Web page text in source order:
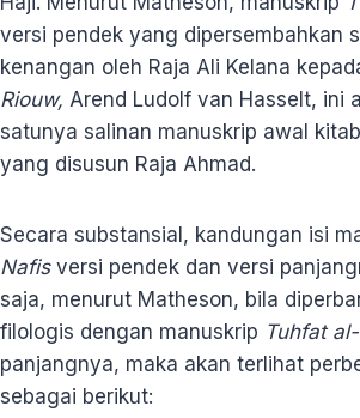
versi pendek yang dipersembahkan
kenangan oleh Raja Ali Kelana
Riouw, Arend Ludolf van Hasselt, ini
satunya salinan manuskrip awal kitab
yang disusun Raja Ahmad.
Secara substansial, kandungan isi
Nafisversi pendek dan versi
saja, menurut Matheson, bila
filologis dengan manuskrip Tuhfat
panjangnya, maka akan terlihat
sebagai berikut: